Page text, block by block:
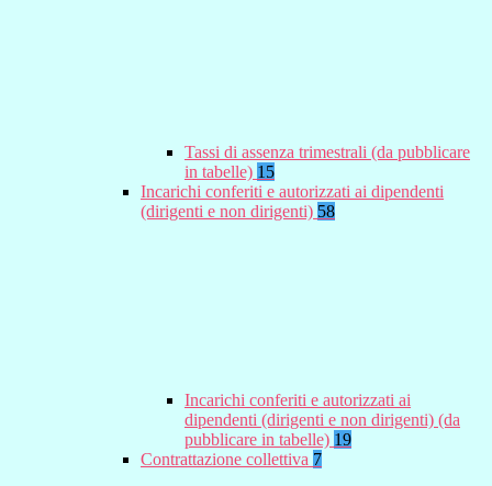
Tassi di assenza trimestrali (da pubblicare
in tabelle) 15
Incarichi conferiti e autorizzati ai dipendenti
(dirigenti e non dirigenti) 58
Incarichi conferiti e autorizzati ai
dipendenti (dirigenti e non dirigenti) (da
pubblicare in tabelle) 19
Contrattazione collettiva 7